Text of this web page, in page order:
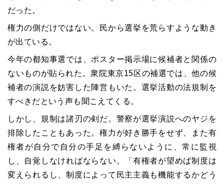
だった。
権力の側だけではない。民から選挙を荒らすような動き
が出ている。
今年の都知事選では、ポスター掲示場に候補者と関係の
ないものが貼られた。衆院東京15区の補選では、他の候
補者の演説を妨害した陣営もいた。選挙活動の法規制を
すべきだという声も聞こえてくる。
しかし、規制は諸刃の剣だ。警察が選挙演説へのヤジを
排除したこともあった。権力が好き勝手をせず、また有
権者が自分で自分の手足を縛らないように、常に監視
し、自覚しなければならない。「有権者が望めば制度は
変えられるし、制度によって民主主義も機能するかどう